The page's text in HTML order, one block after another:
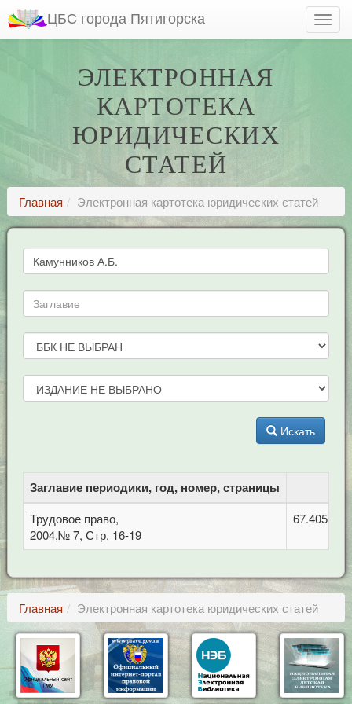
ЦБС города Пятигорска
ЭЛЕКТРОННАЯ
КАРТОТЕКА
ЮРИДИЧЕСКИХ
СТАТЕЙ
Главная Электронная картотека юридических статей
Искать
Заглавие периодики, год, номер, страницы
Трудовое право,
2004,№ 7, Стр. 16-19
67.405
Главная Электронная картотека юридических статей